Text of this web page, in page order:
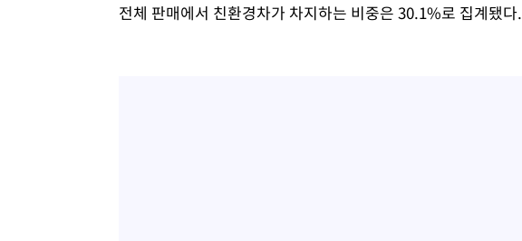
전체 판매에서 친환경차가 차지하는 비중은 30.1%로 집계됐다.